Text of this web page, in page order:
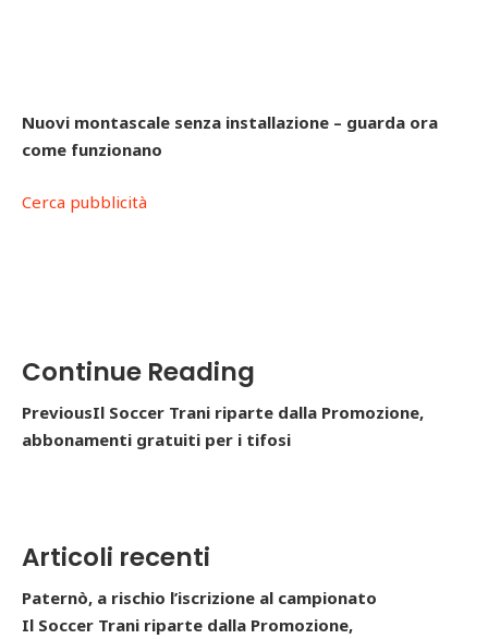
Nuovi montascale senza installazione – guarda ora
come funzionano
Cerca pubblicità
Continue Reading
PreviousIl Soccer Trani riparte dalla Promozione,
abbonamenti gratuiti per i tifosi
Articoli recenti
Paternò, a rischio l’iscrizione al campionato
Il Soccer Trani riparte dalla Promozione,